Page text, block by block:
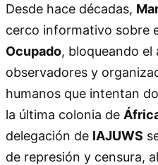
Desde hace décadas,
cerco informativo sobre
Ocupado, bloqueando el
observadores y
humanos que intentan
la última colonia de
delegación de IAJUWS
de represión y censura,